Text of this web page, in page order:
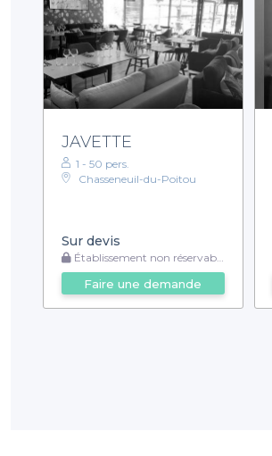
JAVETTE
1 - 50 pers.
Chasseneuil-du-Poitou
Sur devis
Établissement non réservable
Faire une demande